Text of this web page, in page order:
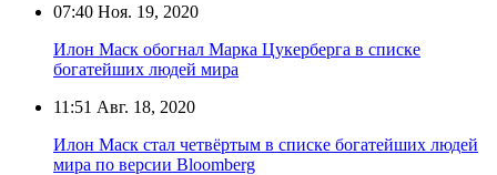
07:40 Ноя. 19, 2020
Илон Маск обогнал Марка Цукерберга в списке
богатейших людей мира
11:51 Авг. 18, 2020
Илон Маск стал четвёртым в списке богатейших людей
мира по версии Bloomberg